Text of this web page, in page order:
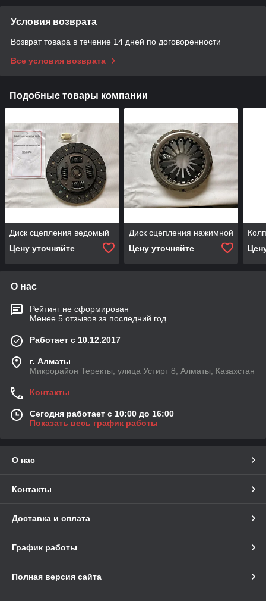
Условия возврата
Возврат товара в течение 14 дней по договоренности
Все условия возврата
Подобные товары компании
Диск сцепления ведомый
Цену уточняйте
Диск сцепления нажимной
Цену уточняйте
О нас
Рейтинг не сформирован
Менее 5 отзывов за последний год
Работает с 10.12.2017
г. Алматы
Микрорайон Теректы, улица Устирт 8, Алматы, Казахстан
Контакты
Сегодня работает с 10:00 до 16:00
Показать весь график работы
О нас
Контакты
Доставка и оплата
График работы
Полная версия сайта